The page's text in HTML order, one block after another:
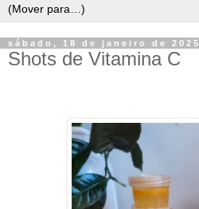
sábado, 18 de janeiro de 2025
Shots de Vitamina C